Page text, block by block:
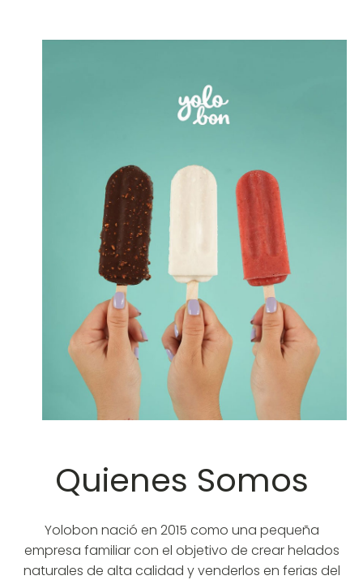
Quienes Somos
Yolobon nació en 2015 como una pequeña
empresa familiar con el objetivo de crear helados
naturales de alta calidad y venderlos en ferias del